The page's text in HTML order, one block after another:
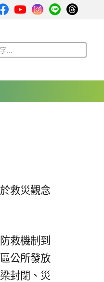
救災觀念
救機制到
公所發放
封閉、災